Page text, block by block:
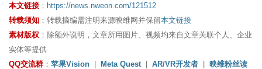
本文链接 ： https://news.nweon.com/121512
转载须知 ：转载摘编需注明来源映维网并保留本文链接
素材版权 ：除额外说明，文章所用图片、视频均来自文章关联个人、企业
实体等提供
QQ交流群 ： 苹果Vision | Meta Quest | AR/VR开发者 | 映维粉丝读